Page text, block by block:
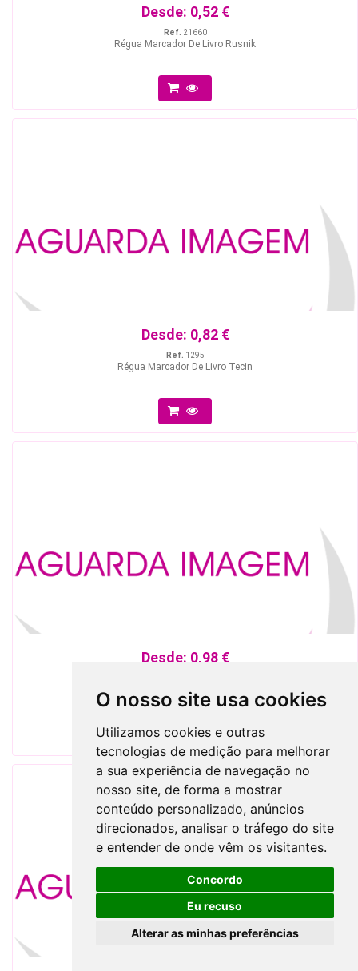
O nosso site usa cookies
Utilizamos cookies e outras
tecnologias de medição para melhorar
a sua experiência de navegação no
nosso site, de forma a mostrar
conteúdo personalizado, anúncios
direcionados, analisar o tráfego do site
e entender de onde vêm os visitantes.
Concordo
Eu recuso
Alterar as minhas preferências
Desde: 0,52 €
Ref. 21660
Régua Marcador De Livro Rusnik
Desde: 0,82 €
Ref. 1295
Régua Marcador De Livro Tecin
Desde: 0,98 €
Porta-Notas Codex